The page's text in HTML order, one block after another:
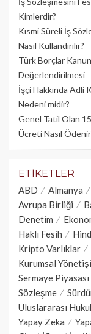
Kimlerdir?
Kısmi Süreli İş
Nasıl Kullandırılır?
Türk Borçlar
Değerlendirilmesi
İşçi Hakkında Adli
Nedeni midir?
Genel Tatil Olan
Ücreti Nasıl
ETIKETLER
ABD Almanya
Avrupa Birliği
Denetim
Haklı Fesih
Kripto Varlıklar
Kurumsal
Sermaye Piyasası
Sözleşme
Uluslararası
Yapay Zeka